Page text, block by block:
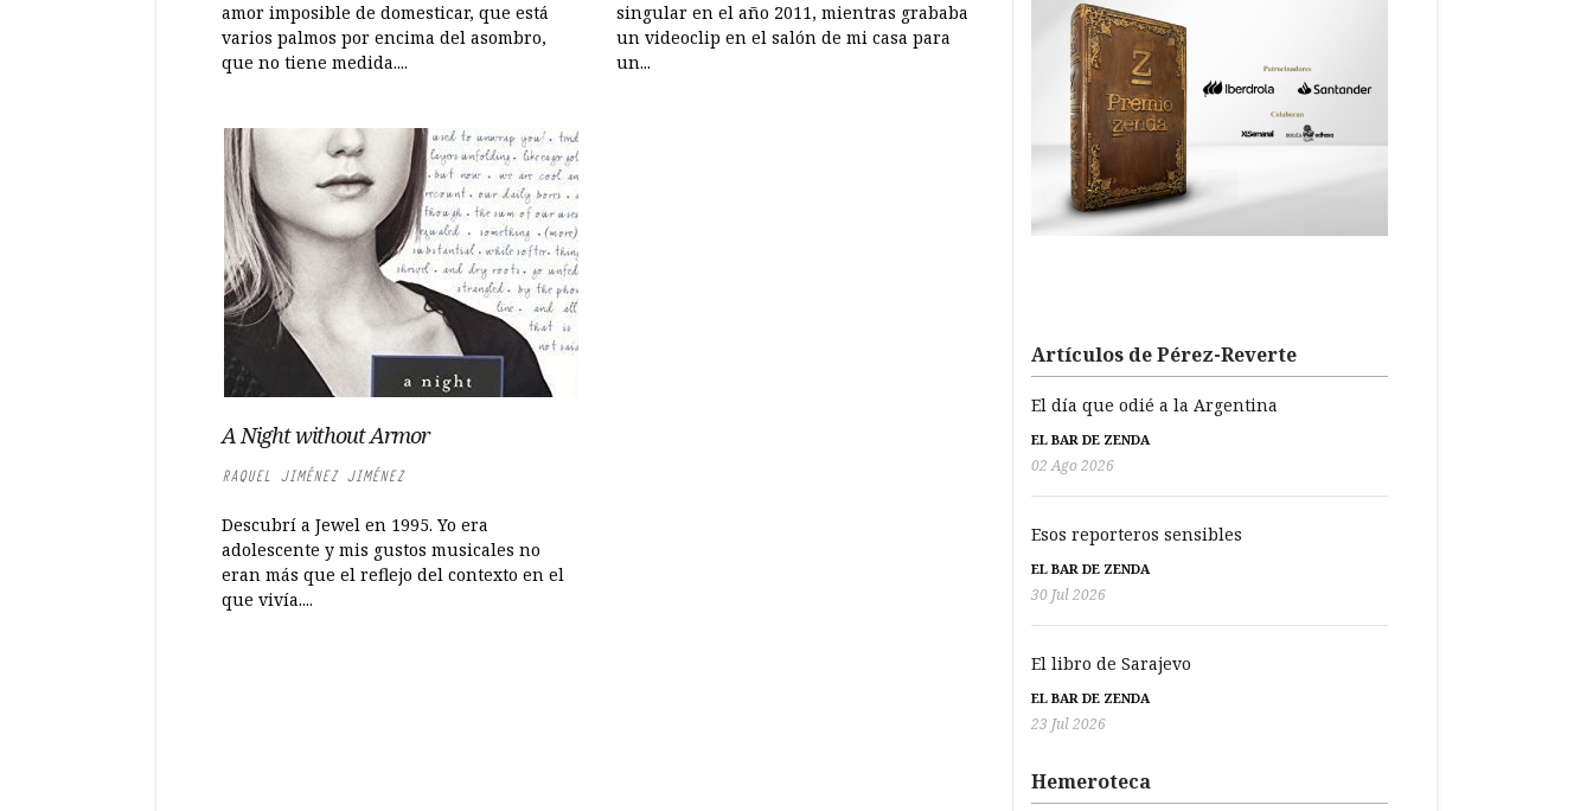
amor imposible de domesticar, que está
varios palmos por encima del asombro,
que no tiene medida....
singular en el año 2011, mientras grababa
un videoclip en el salón de mi casa para
un...
A Night without Armor
RAQUEL JIMÉNEZ JIMÉNEZ
Descubrí a Jewel en 1995. Yo era
adolescente y mis gustos musicales no
eran más que el reflejo del contexto en el
que vivía....
Artículos de Pérez-Reverte
El día que odié a la Argentina
EL BAR DE ZENDA
02 Ago 2026
Esos reporteros sensibles
EL BAR DE ZENDA
30 Jul 2026
El libro de Sarajevo
EL BAR DE ZENDA
23 Jul 2026
Hemeroteca